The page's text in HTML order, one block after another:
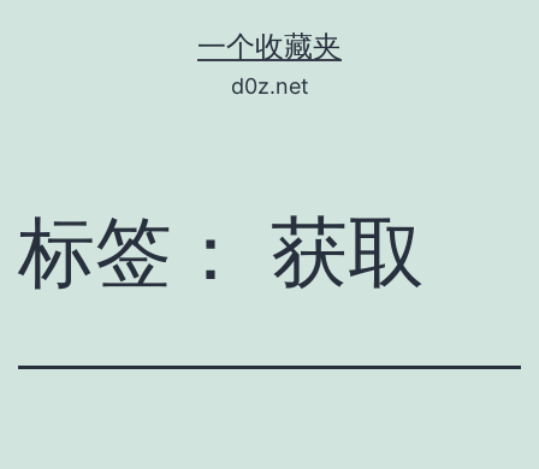
一个收藏夹
d0z.net
标签： 获取